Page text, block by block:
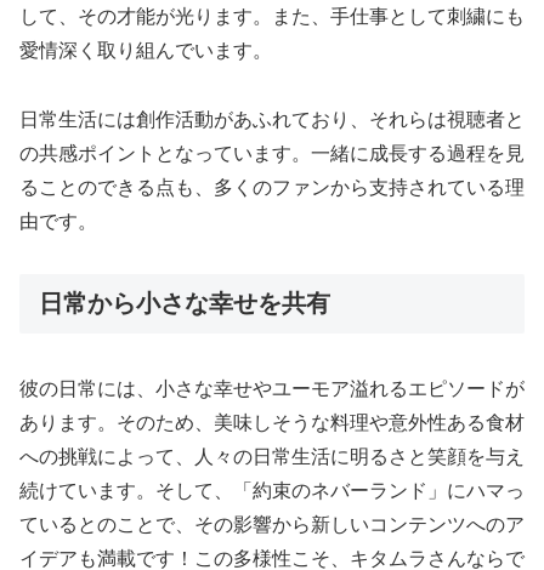
して、その才能が光ります。また、手仕事として刺繍にも
愛情深く取り組んでいます。
日常生活には創作活動があふれており、それらは視聴者と
の共感ポイントとなっています。一緒に成長する過程を見
ることのできる点も、多くのファンから支持されている理
由です。
日常から小さな幸せを共有
彼の日常には、小さな幸せやユーモア溢れるエピソードが
あります。そのため、美味しそうな料理や意外性ある食材
への挑戦によって、人々の日常生活に明るさと笑顔を与え
続けています。そして、「約束のネバーランド」にハマっ
ているとのことで、その影響から新しいコンテンツへのア
イデアも満載です！この多様性こそ、キタムラさんならで